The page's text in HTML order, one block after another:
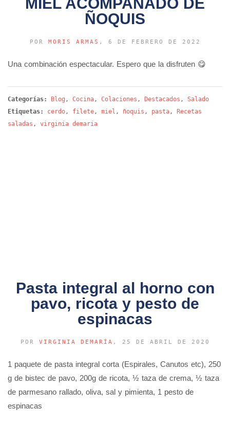
MIEL ACOMPAÑADO DE
ÑOQUIS
POR MORIS ARMAS , 6 DE FEBRERO DE 2022
Una combinación espectacular. Espero que la disfruten 😋
Categorías: Blog , Cocina, Colaciones , Destacados , Salado
Etiquetas:
cerdo, filete, miel , ñoquis , pasta,
Recetas
saladas , virginia demaria
Pasta integral al horno con
pavo, ricota y pesto de
espinacas
POR VIRGINIA DEMARÍA , 25 DE ABRIL DE 2020
1 paquete de pasta integral corta (Espirales, Canutos etc), 250
g de bistec de pavo, 200g de ricota, ½ taza de crema, ½ taza
de parmesano rallado, oliva, sal y pimienta, 1 pesto de
espinacas